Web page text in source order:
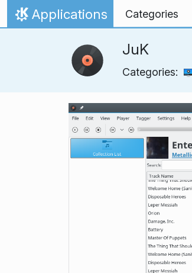
Skip to content
Home
Applications Categories
JuK
Categories: